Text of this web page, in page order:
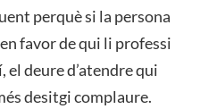
perquè si la persona
favor de qui li professi
el deure d’atendre qui
desitgi complaure.